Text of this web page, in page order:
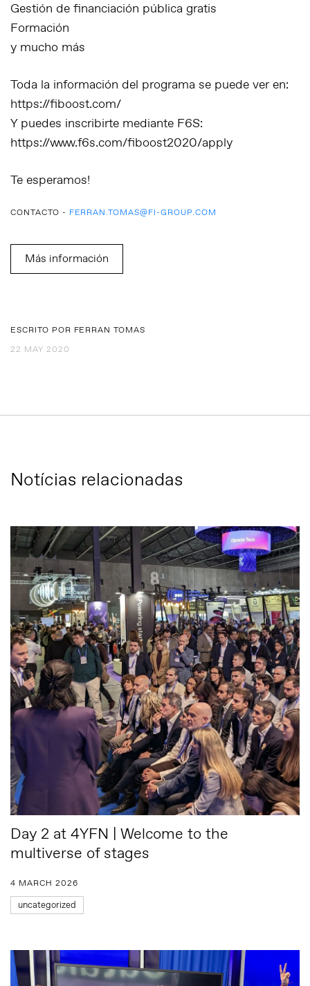
Gestión de financiación pública gratis
Formación
y mucho más
Toda la información del programa se puede ver en:
https://fiboost.com/
Y puedes inscribirte mediante F6S:
https://www.f6s.com/fiboost2020/apply
Te esperamos!
CONTACTO - FERRAN.TOMAS@FI-GROUP.COM
Más información
ESCRITO POR FERRAN TOMAS
22 MAY 2020
Notícias relacionadas
Day 2 at 4YFN | Welcome to the
multiverse of stages
4 MARCH 2026
uncategorized